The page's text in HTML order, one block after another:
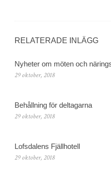
RELATERADE INLÄGG
Nyheter om möten och
29 oktober, 2018
Behållning för deltagarna
29 oktober, 2018
Lofsdalens Fjällhotell
29 oktober, 2018